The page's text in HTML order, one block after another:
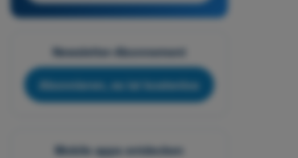
Newsletter-Abonnement
Abonnieren, es ist kostenlos
Mobile apps entdecken